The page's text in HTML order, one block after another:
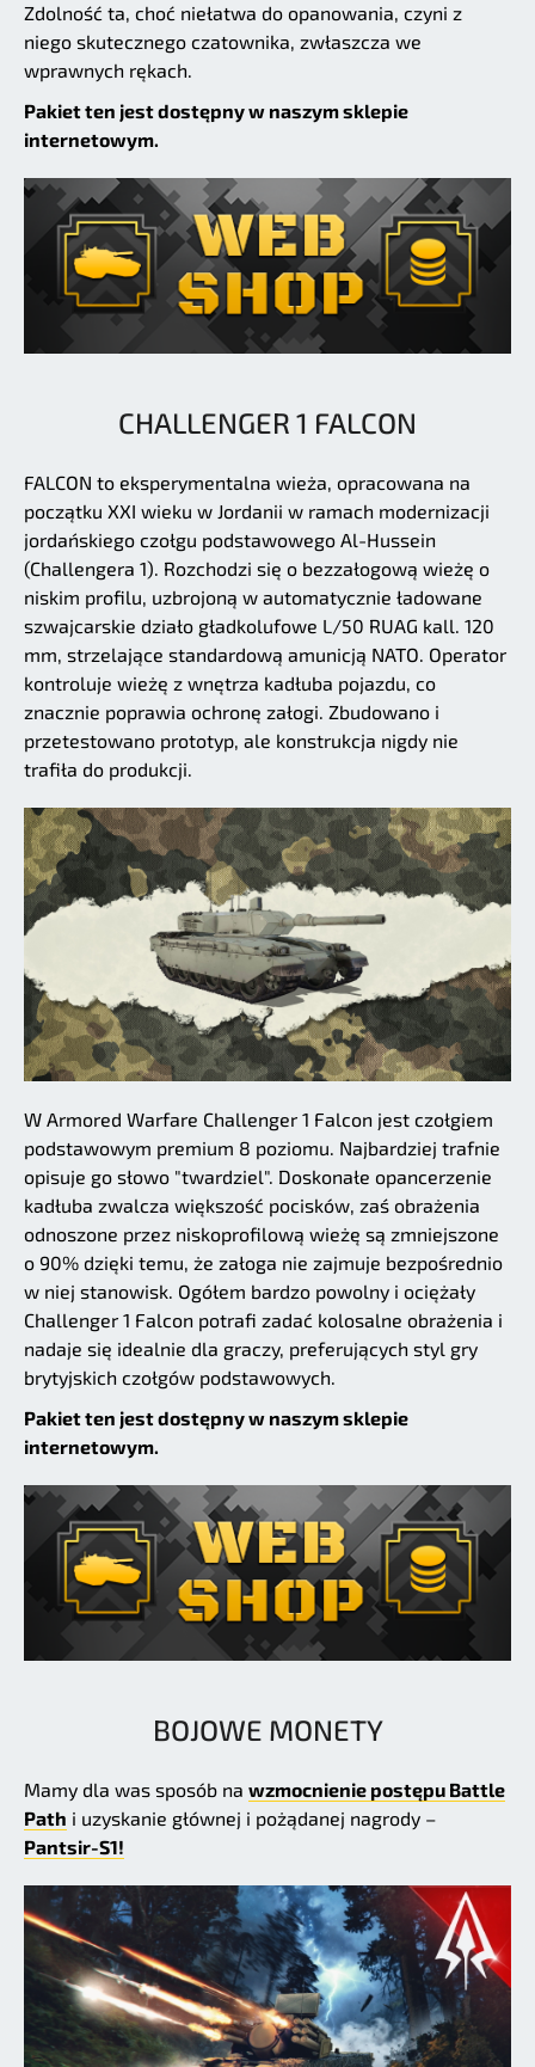
Zdolność ta, choć niełatwa do opanowania, czyni z
niego skutecznego czatownika, zwłaszcza we
wprawnych rękach.
Pakiet ten jest dostępny w naszym sklepie
internetowym.
CHALLENGER 1 FALCON
FALCON to eksperymentalna wieża, opracowana na
początku XXI wieku w Jordanii w ramach modernizacji
jordańskiego czołgu podstawowego Al-Hussein
(Challengera 1). Rozchodzi się o bezzałogową wieżę o
niskim profilu, uzbrojoną w automatycznie ładowane
szwajcarskie działo gładkolufowe L/50 RUAG kall. 120
mm, strzelające standardową amunicją NATO. Operator
kontroluje wieżę z wnętrza kadłuba pojazdu, co
znacznie poprawia ochronę załogi. Zbudowano i
przetestowano prototyp, ale konstrukcja nigdy nie
trafiła do produkcji.
W Armored Warfare Challenger 1 Falcon jest czołgiem
podstawowym premium 8 poziomu. Najbardziej trafnie
opisuje go słowo "twardziel". Doskonałe opancerzenie
kadłuba zwalcza większość pocisków, zaś obrażenia
odnoszone przez niskoprofilową wieżę są zmniejszone
o 90% dzięki temu, że załoga nie zajmuje bezpośrednio
w niej stanowisk. Ogółem bardzo powolny i ociężały
Challenger 1 Falcon potrafi zadać kolosalne obrażenia i
nadaje się idealnie dla graczy, preferujących styl gry
brytyjskich czołgów podstawowych.
Pakiet ten jest dostępny w naszym sklepie
internetowym.
BOJOWE MONETY
Mamy dla was sposób na wzmocnienie postępu Battle
Path i uzyskanie głównej i pożądanej nagrody –
Pantsir-S1!